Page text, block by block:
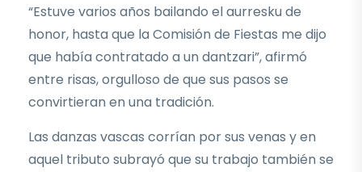
“Estuve varios años bailando el aurresku de
honor, hasta que la Comisión de Fiestas me dijo
que había contratado a un dantzari”, afirmó
entre risas, orgulloso de que sus pasos se
convirtieran en una tradición.
Las danzas vascas corrían por sus venas y en
aquel tributo subrayó que su trabajo también se